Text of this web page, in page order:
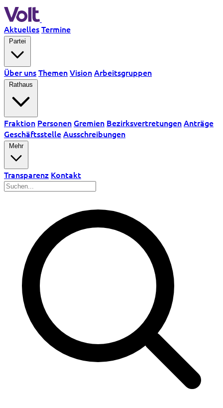
AktuellesTermine
Über unsThemenVisionArbeitsgruppen
Fraktion PersonenGremien BezirksvertretungenAnträge
GeschäftsstelleAusschreibungen
Mehr
Transparenz Kontakt